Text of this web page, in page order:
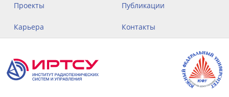
Проекты Публикации
Карьера Контакты